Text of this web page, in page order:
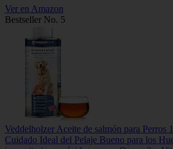
Ver en Amazon
Bestseller No. 5
Veddelholzer Aceite de salmón para Perros
Cuidado Ideal del Pelaje Bueno para los